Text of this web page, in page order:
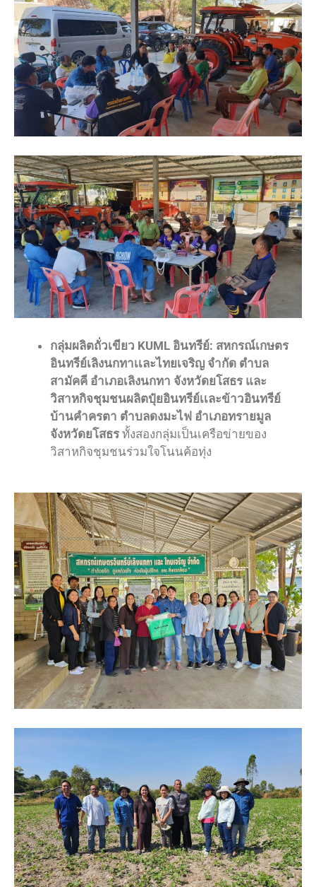
กลุ่มผลิตถั่วเขียว KUML อินทรีย์: สหกรณ์เกษตร
อินทรีย์เลิงนกทาเเละไทยเจริญ จำกัด ตำบล
สามัคคี อำเภอเลิงนกทา จังหวัดยโสธร และ
วิสาหกิจชุมชนผลิตปุ๋ยอินทรีย์เเละข้าวอินทรีย์
บ้านคำครตา ตำบลดงมะไฟ อำเภอทรายมูล
จังหวัดยโสธรทั้งสองกลุ่มเป็นเครือข่ายของ
วิสาหกิจชุมชนร่วมใจโนนค้อทุ่ง